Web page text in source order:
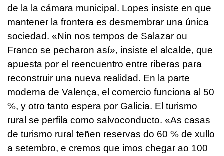
de la la cámara municipal. Lopes insiste en que
mantener la frontera es desmembrar una única
sociedad. «Nin nos tempos de Salazar ou
Franco se pecharon así», insiste el alcalde, que
apuesta por el reencuentro entre riberas para
reconstruir una nueva realidad. En la parte
moderna de Valença, el comercio funciona al 50
%, y otro tanto espera por Galicia. El turismo
rural se perfila como salvoconducto. «As casas
de turismo rural teñen reservas do 60 % de xullo
a setembro, e cremos que imos chegar ao 100